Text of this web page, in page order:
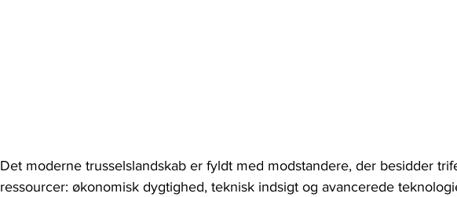
Det moderne trusselslandskab er fyldt med modstandere, der besidder
ressourcer: økonomisk dygtighed, teknisk indsigt og avancerede